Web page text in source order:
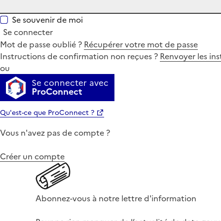
Se souvenir de moi
Se connecter
Mot de passe oublié ? Récupérer votre mot de passe
Instructions de confirmation non reçues ? Renvoyer les
ou
Se connecter avec
ProConnect
Qu'est-ce que ProConnect ?
Vous n'avez pas de compte ?
Créer un compte
Abonnez-vous à notre lettre d'information